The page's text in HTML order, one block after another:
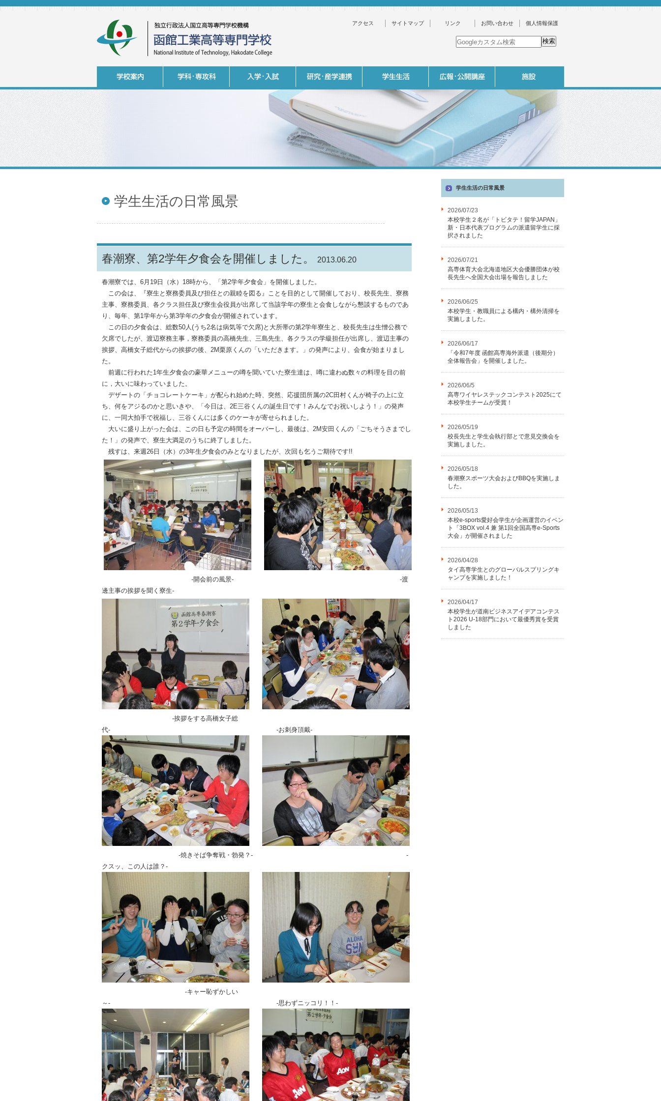
個人情報保護
お問い合わせ
リンク
サイトマップ
アクセス
学生生活の日常風景
春潮寮、第2学年夕食会を開催しました。 2013.06.20
春潮寮では、6月19日（水）18時から、「第2学年夕食会」を開催しました。
この会は、『寮生と寮務委員及び担任との親睦を図る』ことを目的として開催しており、校長先生、寮務
主事、寮務委員、各クラス担任及び寮生会役員が出席して当該学年の寮生と会食しながら懇談するものであ
り、毎年、第1学年から第3学年の夕食会が開催されています。
この日の夕食会は、総数50人(うち2名は病気等で欠席)と大所帯の第2学年寮生と、校長先生は生憎公務で
欠席でしたが、渡辺寮務主事，寮務委員の高橋先生、三島先生、各クラスの学級担任が出席し、渡辺主事の
挨拶、高橋女子総代からの挨拶の後、2M栗原くんの「いただきます。」の発声により、会食が始まりまし
た。
前週に行われた1年生夕食会の豪華メニューの噂を聞いていた寮生達は、噂に違わぬ数々の料理を目の前
に，大いに味わっていました。
デザートの「チョコレートケーキ」が配られ始めた時、突然、応援団所属の2C田村くんが椅子の上に立
ち、何をアジるのかと思いきや、「今日は、2E三谷くんの誕生日です！みんなでお祝いしよう！」の発声
に、一同大拍手で祝福し、三谷くんには多くのケーキが寄せられました。
大いに盛り上がった会は、この日も予定の時間をオーバーし、最後は、2M安田くんの「ごちそうさまでし
た！」の発声で、寮生大満足のうちに終了しました。
残すは、来週26日（水）の3年生夕食会のみとなりましたが、次回も乞うご期待です!!
-開会前の風景- -渡
邊主事の挨拶を聞く寮生-
-挨拶をする高橋女子総
代- -お刺身頂戴-
-焼きそば争奪戦・勃発？- -
クスッ、この人は誰？-
-キャー恥ずかしい
～- -思わずニッコリ！！-
学生生活の日常風景
2026/07/23
本校学生２名が「トビタテ！留学JAPAN」
新・日本代表プログラムの派遣留学生に採
択されました
2026/07/21
高専体育大会北海道地区大会優勝団体が校
長先生へ全国大会出場を報告しました
2026/06/25
本校学生・教職員による構内・構外清掃を
実施しました。
2026/06/17
「令和7年度 函館高専海外派遣（後期分）
全体報告会」を開催しました。
2026/06/5
高専ワイヤレステックコンテスト2025にて
本校学生チームが受賞！
2026/05/19
校長先生と学生会執行部とで意見交換会を
実施しました。
2026/05/18
春潮寮スポーツ大会およびBBQを実施しま
した。
2026/05/13
本校e-sports愛好会学生が企画運営のイベン
ト「3BOX vol.4 兼 第1回全国高専e-Sports
大会」が開催されました
2026/04/28
タイ高専学生とのグローバルスプリングキ
ャンプを実施しました！
2026/04/17
本校学生が道南ビジネスアイデアコンテス
ト2026 U-18部門において最優秀賞を受賞
しました